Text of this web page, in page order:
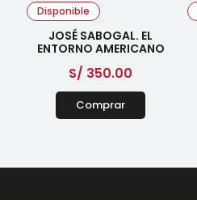
Disponible
JOSÉ SABOGAL. EL
ENTORNO AMERICANO
S/ 350.00
Comprar